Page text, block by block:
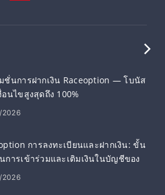
ชั่นการฝากเงิน Raceoption — โบนัส
อนไขสูงสุดถึง 100%
2026
การลงทะเบียนและฝากเงิน: ขั้น
การเข้าร่วมและเติมเงินในบัญชีของ
2026